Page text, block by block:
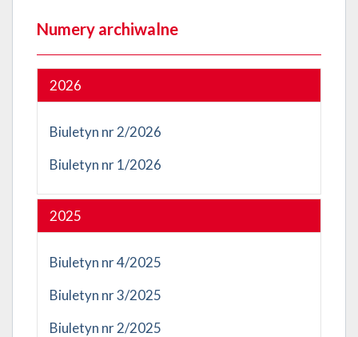
Numery archiwalne
2026
Biuletyn nr 2/2026
Biuletyn nr 1/2026
2025
Biuletyn nr 4/2025
Biuletyn nr 3/2025
Biuletyn nr 2/2025